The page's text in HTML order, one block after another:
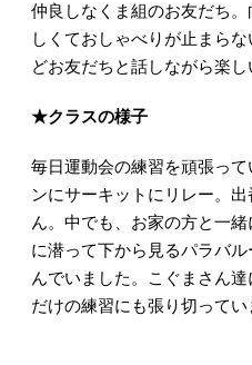
仲良しなくま組のお友だち
しくておしゃべりが止まら
どお友だちと話しながら楽し
★クラスの様子
毎日運動会の練習を頑張っ
ンにサーキットにリレー。
ん。中でも、お家の方と一
に潜って下から見るパラバ
んでいました。こぐまさん
だけの練習にも張り切ってい